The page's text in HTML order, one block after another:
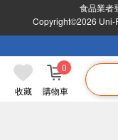
收藏 購物車
0
食品業者
Copyright©2026 Uni-